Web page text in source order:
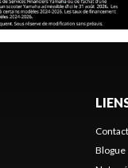
Blogue